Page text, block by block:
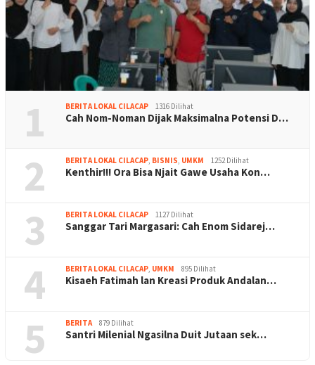
1 BERITA LOKAL CILACAP 1316 Dilihat
Cah Nom-Noman Dijak Maksimalna Potensi D…
2 BERITA LOKAL CILACAP, BISNIS, UMKM 1252 Dilihat
Kenthir!!! Ora Bisa Njait Gawe Usaha Kon…
3 BERITA LOKAL CILACAP 1127 Dilihat
Sanggar Tari Margasari: Cah Enom Sidarej…
4 BERITA LOKAL CILACAP, UMKM 895 Dilihat
Kisaeh Fatimah lan Kreasi Produk Andalan…
5 BERITA 879 Dilihat
Santri Milenial Ngasilna Duit Jutaan sek…